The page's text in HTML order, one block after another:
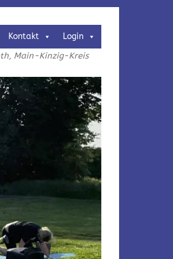
Kontakt Login
Main-Kinzig-Kreis